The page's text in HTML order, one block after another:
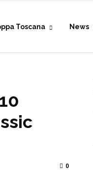
Toscana News
0